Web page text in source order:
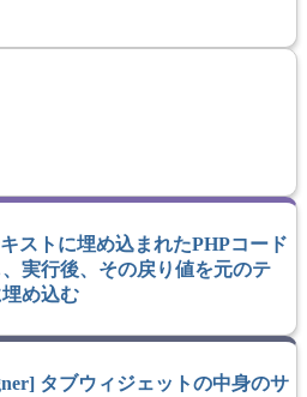
ストに埋め込まれたPHPコード
実行後、その戻り値を元のテ
め込む
タブウィジェットの中身のサ